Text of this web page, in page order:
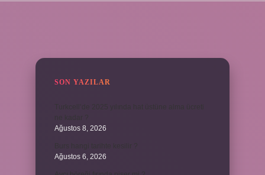
SON YAZILAR
Ağustos 8, 2026
Ağustos 6, 2026